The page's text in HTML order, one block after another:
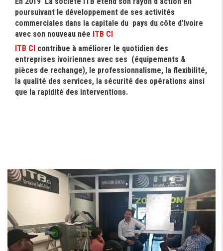
poursuivant le développement de ses activités
commerciales dans la capitale du pays du côte d’Ivoire
avec son nouveau née ITB CI
ITB CI contribue à améliorer le quotidien des
entreprises ivoiriennes avec ses (équipements &
pièces de rechange), le professionnalisme, la flexibilité,
la qualité des services, la sécurité des opérations ainsi
que la rapidité des interventions.